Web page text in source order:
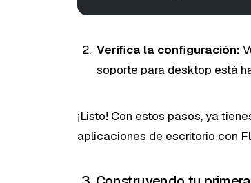
Verifica la configuración:
soporte para desktop está
¡Listo! Con estos pasos, ya
aplicaciones de escritorio con